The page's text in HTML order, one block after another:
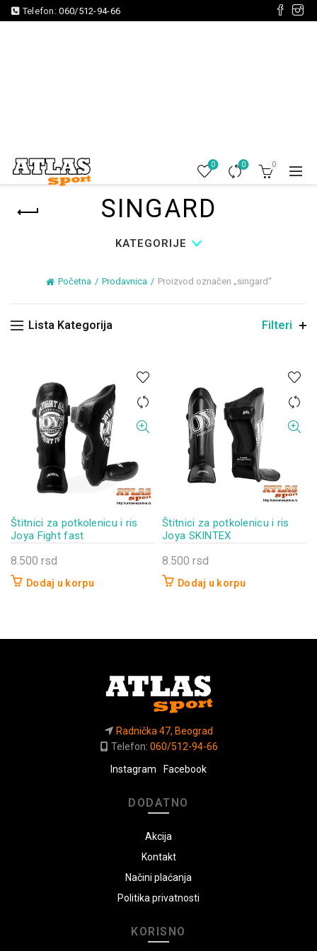
Telefon:060/512-94-66
0 0 0
SINGARD
KATEGORIJE
Početna Prodavnica Proizvod označen „singard“
Lista Kategorija Filteri
Štitnici za potkolenicu i ris
Joya Fight fast
8.500 rsd
Dodaj u korpu
Štitnici za potkolenicu i ris
Joya SKINTEX
8.500 rsd
Dodaj u korpu
Radnička 47, Beograd
Telefon: 060/512-94-66
Instagram
Facebook
DODATNO
Akcija
Kontakt
Načini plaćanja
Politika privatnosti
KORISNO